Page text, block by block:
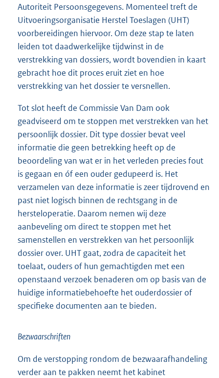
Autoriteit Persoonsgegevens. Momenteel treft de
Uitvoeringsorganisatie Herstel Toeslagen (UHT)
voorbereidingen hiervoor. Om deze stap te laten
leiden tot daadwerkelijke tijdwinst in de
verstrekking van dossiers, wordt bovendien in kaart
gebracht hoe dit proces eruit ziet en hoe
verstrekking van het dossier te versnellen.
Tot slot heeft de Commissie Van Dam ook
geadviseerd om te stoppen met verstrekken van het
persoonlijk dossier. Dit type dossier bevat veel
informatie die geen betrekking heeft op de
beoordeling van wat er in het verleden precies fout
is gegaan en óf een ouder gedupeerd is. Het
verzamelen van deze informatie is zeer tijdrovend en
past niet logisch binnen de rechtsgang in de
hersteloperatie. Daarom nemen wij deze
aanbeveling om direct te stoppen met het
samenstellen en verstrekken van het persoonlijk
dossier over. UHT gaat, zodra de capaciteit het
toelaat, ouders of hun gemachtigden met een
openstaand verzoek benaderen om op basis van de
huidige informatiebehoefte het ouderdossier of
specifieke documenten aan te bieden.
Bezwaarschriften
Om de verstopping rondom de bezwaarafhandeling
verder aan te pakken neemt het kabinet